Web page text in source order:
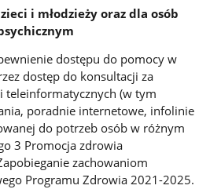
i młodzieży oraz dla osób
dostępu do pomocy w
dostęp do konsultacji za
teleinformatycznych (w tym
poradnie internetowe, infolinie
do potrzeb osób w różnym
3 Promocja zdrowia
zachowaniom
Programu Zdrowia 2021-2025.